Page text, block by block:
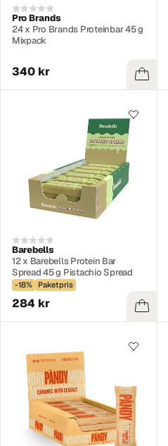
Pro Brands
24 x Pro Brands Proteinbar 45 g
Mixpack
340 kr
Barebells
12 x Barebells Protein Bar
Spread 45 g Pistachio Spread
-18% Paketpris
284 kr